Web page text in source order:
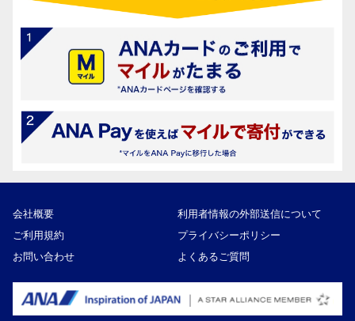
会社概要
利用者情報の外部送信について
ご利用規約
プライバシーポリシー
お問い合わせ
よくあるご質問